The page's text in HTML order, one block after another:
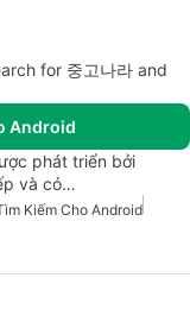
for 중고나라 and
Android
phát triển bởi
và có…
Kiếm Cho Android